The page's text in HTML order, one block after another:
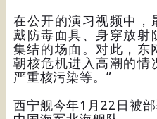
在公开的演习视频中，
戴防毒面具、身穿放射
集结的场面。对此，东
朝核危机进入高潮的情
严重核污染等。”
西宁舰今年1月22日被